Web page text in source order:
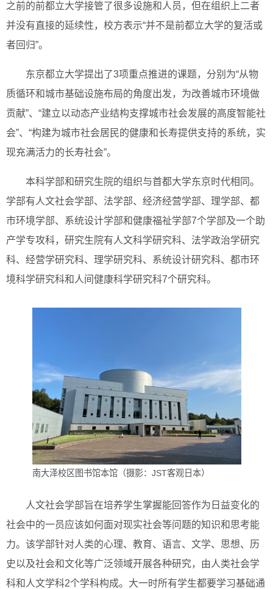
之前的前都立大学接管了很多设施和人员，但在组织上二者
并没有直接的延续性，校方表示“并不是前都立大学的复活或
者回归”。
东京都立大学提出了3项重点推进的课题，分别为“从物
质循环和城市基础设施布局的角度出发，为改善城市环境做
贡献”、“建立以动态产业结构支撑城市社会发展的高度智能社
会”、“构建为城市社会居民的健康和长寿提供支持的系统，实
现充满活力的长寿社会”。
本科学部和研究生院的组织与首都大学东京时代相同。
学部有人文社会学部、法学部、经济经营学部、理学部、都
市环境学部、系统设计学部和健康福祉学部7个学部及一个助
产学专攻科，研究生院有人文科学研究科、法学政治学研究
科、经营学研究科、理学研究科、系统设计研究科、都市环
境科学研究科和人间健康科学研究科7个研究科。
南大泽校区图书馆本馆（摄影：JST客观日本）
人文社会学部旨在培养学生掌握能回答作为日益变化的
社会中的一员应该如何面对现实社会等问题的知识和思考能
力。该学部针对人类的心理、教育、语言、文学、思想、历
史以及社会和文化等广泛领域开展各种研究，由人类社会学
科和人文学科2个学科构成。大一时所有学生都要学习基础通